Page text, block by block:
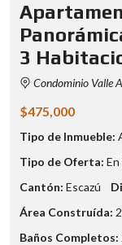
3
Condominio Valle
$475,000
Tipo de Inmueble:
Tipo de Oferta:
Cantón: Escazú
Área Construída:
Baños Completos: